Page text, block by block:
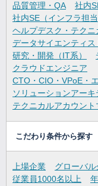
品質管理・QA
社内
社内SE（インフラ担当
ヘルプデスク・テクニ
データサイエンティス
研究・開発（IT系）
クラウドエンジニア
CTO・CIO・VPoE・
ソリューションアーキ
テクニカルアカウン
こだわり条件から探す
上場企業 グローバ
従業員1000名以上